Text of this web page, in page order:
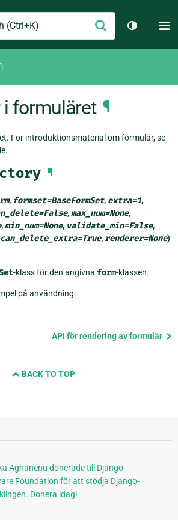
Skicka
Växla
formuläret ¶
För introduktionsmaterial om formulär, se
¶
, formset=BaseFormSet, extra=1,
=False,max_num=None,
,min_num=None, validate_min=False,
can_delete_extra=True, renderer=None)
-klass för den angivna form-klassen.
på användning.
API för rendering av formulär
BACK TO TOP
Aghanenu donerade till Django
Foundation för att stödja Django-
Donera idag!